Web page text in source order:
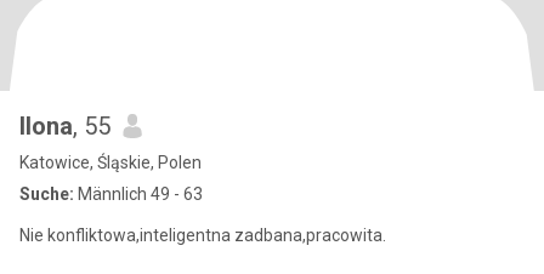
Ilona, 55
Katowice, Śląskie, Polen
Suche: Männlich 49 - 63
Nie konfliktowa,inteligentna zadbana,pracowita.